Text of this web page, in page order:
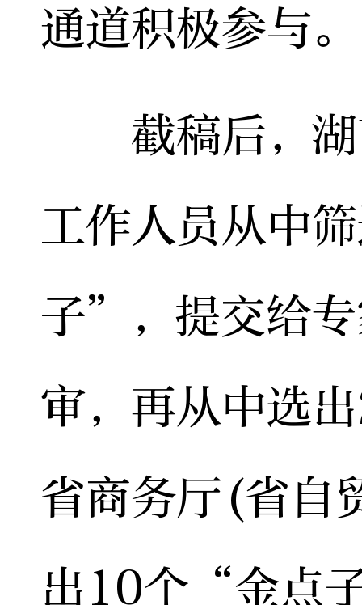
通道积极参与。
截稿后，湖
工作人员从中
子”，提交给
审，再从中选
省商务厅(省自
出10个“金点